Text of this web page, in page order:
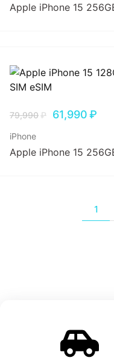
Apple iPhone 15
79,990₽ 61,990₽
iPhone
Apple iPhone 15
1